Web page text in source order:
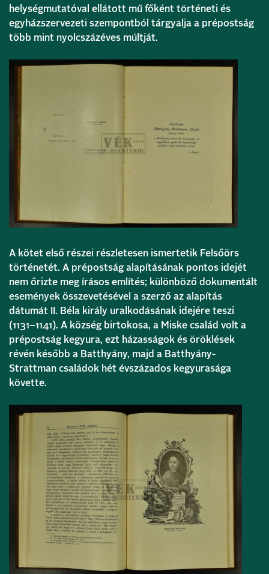
helységmutatóval ellátott mű főként történeti és
egyházszervezeti szempontból tárgyalja a prépostság
több mint nyolcszázéves múltját.
A kötet első részei részletesen ismertetik Felsőörs
történetét. A prépostság alapításának pontos idejét
nem őrizte meg írásos említés; különböző dokumentált
események összevetésével a szerző az alapítás
dátumát II. Béla király uralkodásának idejére teszi
(1131–1141). A község birtokosa, a Miske család volt a
prépostság kegyura, ezt házasságok és öröklések
révén később a Batthyány, majd a Batthyány-
Strattman családok hét évszázados kegyurasága
követte.